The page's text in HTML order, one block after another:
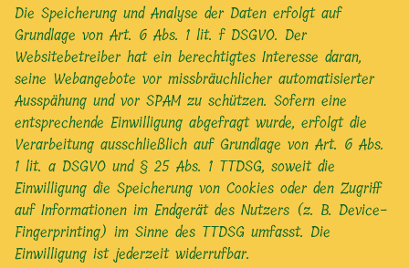
Die Speicherung und Analyse der Daten erfolgt auf
Grundlage von Art. 6 Abs. 1 lit. f DSGVO. Der
Websitebetreiber hat ein berechtigtes Interesse daran,
seine Webangebote vor missbräuchlicher automatisierter
Ausspähung und vor SPAM zu schützen. Sofern eine
entsprechende Einwilligung abgefragt wurde, erfolgt die
Verarbeitung ausschließlich auf Grundlage von Art. 6 Abs.
1 lit. a DSGVO und § 25 Abs. 1 TTDSG, soweit die
Einwilligung die Speicherung von Cookies oder den Zugriff
auf Informationen im Endgerät des Nutzers (z. B. Device-
Fingerprinting) im Sinne des TTDSG umfasst. Die
Einwilligung ist jederzeit widerrufbar.